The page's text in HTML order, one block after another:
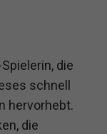
die
schnell
hervorhebt.
die